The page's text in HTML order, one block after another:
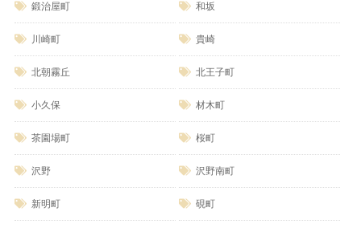
鍛治屋町 和坂
川崎町 貴崎
北朝霧丘 北王子町
小久保 材木町
茶園場町 桜町
沢野 沢野南町
新明町 硯町